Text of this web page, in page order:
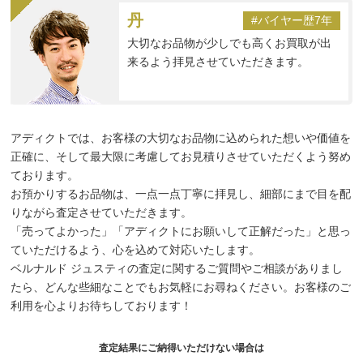
丹
#バイヤー歴7年
大切なお品物が少しでも高くお買取が出
来るよう拝見させていただきます。
アディクトでは、お客様の大切なお品物に込められた想いや価値を
正確に、そして最大限に考慮してお見積りさせていただくよう努め
ております。
お預かりするお品物は、一点一点丁寧に拝見し、細部にまで目を配
りながら査定させていただきます。
「売ってよかった」「アディクトにお願いして正解だった」と思っ
ていただけるよう、心を込めて対応いたします。
ベルナルド ジュスティの査定に関するご質問やご相談がありまし
たら、どんな些細なことでもお気軽にお尋ねください。お客様のご
利用を心よりお待ちしております！
査定結果にご納得いただけない場合は